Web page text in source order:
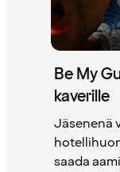
Be My
kaverille
Jäsenenä
saada